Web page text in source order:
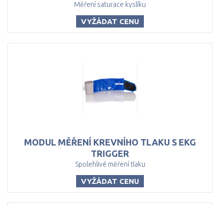
Měření saturace kyslíku
VYŽÁDAT CENU
MODUL MĚŘENÍ KREVNÍHO TLAKU S EKG
TRIGGER
Spolehlivé měření tlaku
VYŽÁDAT CENU